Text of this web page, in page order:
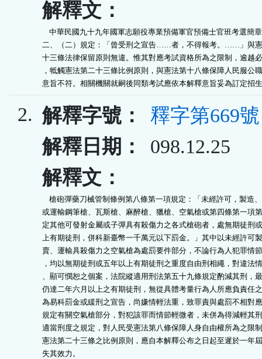
解釋文：
中華民國九十九年國軍志願役專業預備軍官預備士官班考選簡
二、（二）規定：「曾受刑之宣告……者，不得報考。……」與
十三條法律保留原則無違。惟其對應考試資格所為之限制，逾越
，牴觸憲法第二十三條比例原則，與憲法第十八條保障人民服公
意旨不符。相關機關就嗣後同類考試應依本解釋意旨妥為訂定招
2. 解釋字號：
釋字第669號
解釋日期：
098.12.25
解釋文：
槍砲彈藥刀械管制條例第八條第一項規定：「未經許可，製造
或運輸鋼筆槍、瓦斯槍、麻醉槍、獵槍、空氣槍或第四條第一項
定其他可發射金屬或子彈具有殺傷力之各式槍砲者，處無期徒刑
上有期徒刑，併科新臺幣一千萬元以下罰金。」其中以未經許可
賣、運輸具殺傷力之空氣槍為處罰要件部分，不論行為人犯罪情
，均以無期徒刑或五年以上有期徒刑之重度自由刑相繩，對違法
、顯可憫恕之個案，法院縱適用刑法第五十九條規定酌減其刑，
仍達二年六月以上之有期徒刑，無從具體考量行為人所應負責任
為易科罰金或緩刑之宣告，尚嫌情輕法重，致罪責與處罰不相對
規定有關空氣槍部分，對犯該罪而情節輕微者，未併為得減輕其
適當刑度之規定，對人民受憲法第八條保障人身自由權所為之限
憲法第二十三條之比例原則，應自本解釋公布之日起至遲於一年
失其效力。